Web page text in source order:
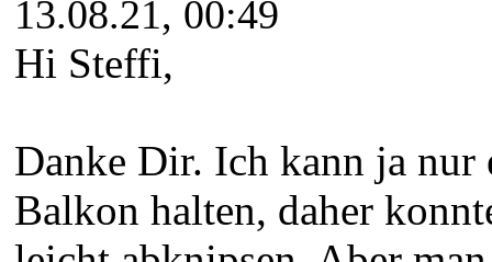
13.08.21, 00:49
Hi Steffi,
Danke Dir. Ich kann ja nur
Balkon halten, daher